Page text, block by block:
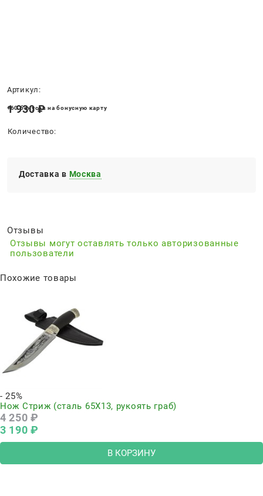
Артикул:
1 930 ₽
+60 бонусов на бонусную карту
Количество:
Доставка в Москва
Отзывы
Отзывы могут оставлять только авторизованные
пользователи
Похожие товары
- 25%
Нож Стриж (сталь 65Х13, рукоять граб)
4 250 ₽
3 190 ₽
В КОРЗИНУ